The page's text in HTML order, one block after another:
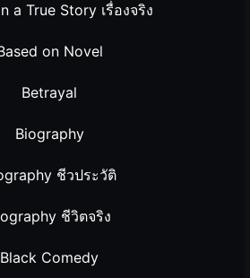
a True Story เรื่องจริง
on Novel
Betrayal
Biography
ชีวประวัติ
ชีวิตจริง
Black Comedy